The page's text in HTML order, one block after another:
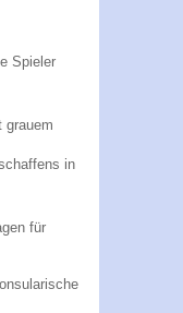
Spieler
grauem
in
für